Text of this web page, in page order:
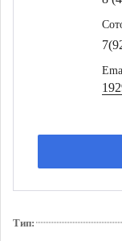
Тип: